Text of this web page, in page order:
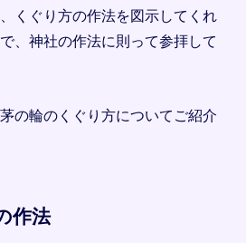
くぐり方の作法を図示してくれ
、神社の作法に則って参拝して
の輪のくぐり方についてご紹介
作法